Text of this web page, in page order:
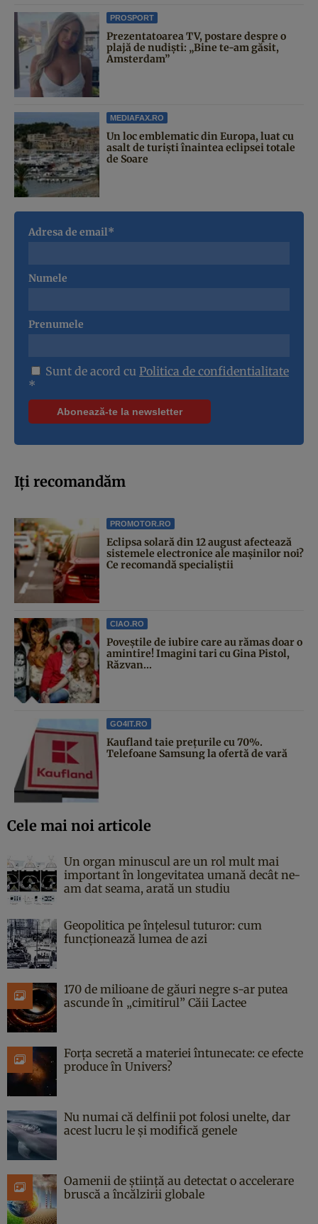
PROSPORT
Prezentatoarea TV, postare despre o
plajă de nudiști: „Bine te-am găsit,
Amsterdam”
MEDIAFAX.RO
Un loc emblematic din Europa, luat cu
asalt de turiști înaintea eclipsei totale
de Soare
Adresa de email*
Numele
Prenumele
Sunt de acord cu Politica de confidentialitate
*
Iți recomandăm
PROMOTOR.RO
Eclipsa solară din 12 august afectează
sistemele electronice ale mașinilor noi?
Ce recomandă specialiștii
CIAO.RO
Poveştile de iubire care au rămas doar o
amintire! Imagini tari cu Gina Pistol,
Răzvan...
GO4IT.RO
Kaufland taie prețurile cu 70%.
Telefoane Samsung la ofertă de vară
Cele mai noi articole
Un organ minuscul are un rol mult mai
important în longevitatea umană decât ne-
am dat seama, arată un studiu
Geopolitica pe înțelesul tuturor: cum
funcționează lumea de azi
170 de milioane de găuri negre s-ar putea
ascunde în „cimitirul” Căii Lactee
Forța secretă a materiei întunecate: ce efecte
produce în Univers?
Nu numai că delfinii pot folosi unelte, dar
acest lucru le și modifică genele
Oamenii de știință au detectat o accelerare
bruscă a încălzirii globale